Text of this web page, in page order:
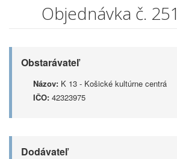
Objednávka č.
Obstarávateľ
Názov: K 13 - Košické kultúrne centrá
IČO: 42323975
Dodávateľ